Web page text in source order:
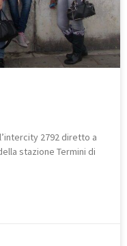
2792 diretto a
stazione Termini di